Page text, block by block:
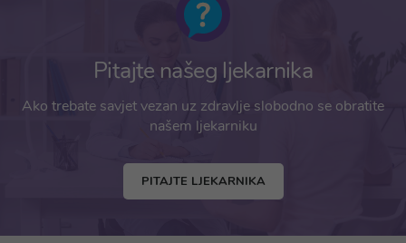
Pitajte našeg ljekarnika
Ako trebate savjet vezan uz zdravlje slobodno se obratite
našem ljekarniku
PITAJTE LJEKARNIKA